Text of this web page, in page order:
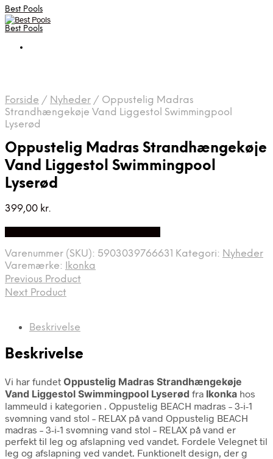
Best Pools
Best Pools
Forside / Nyheder / Oppustelig Madras
Strandhængekøje Vand Liggestol Swimmingpool
Lyserød
Oppustelig Madras Strandhængekøje
Vand Liggestol Swimmingpool
Lyserød
399,00 kr.
Varenummer (SKU): 5903039766631 Kategori: Nyheder
Varemærke: Ikonka
Previous Product
Next Product
Beskrivelse
Beskrivelse
Vi har fundet Oppustelig Madras Strandhængekøje
Vand Liggestol Swimmingpool Lyserød fra Ikonka hos
lammeuld i kategorien . Oppustelig BEACH madras – 3-i-1
svømning vand stol – RELAX på vand Oppustelig BEACH
madras – 3-i-1 svømning vand stol – RELAX på vand er
perfekt til leg og afslapning ved vandet. Fordele Velegnet til
leg og afslapning ved vandet. Funktionelt design, der g